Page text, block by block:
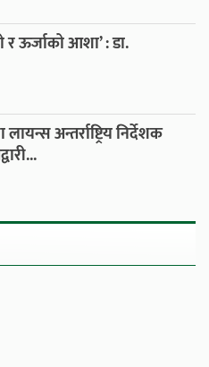
र ऊर्जाको आशा’ : डा.
अन्तर्राष्ट्रिय निर्देशक